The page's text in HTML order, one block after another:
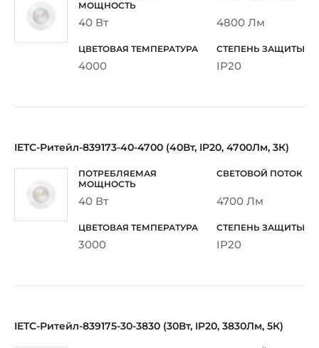
40 Вт 4800 Лм
4000 IP20
IETC-Ритейл-839173-40-4700 (40Вт, IP20, 4700Лм, 3К)
40 Вт 4700 Лм
3000 IP20
IETC-Ритейл-839175-30-3830 (30Вт, IP20, 3830Лм, 5К)